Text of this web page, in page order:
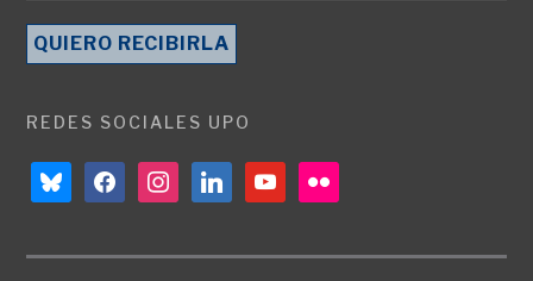
REDES SOCIALES UPO
blueskyfacebookinstagramlinkedinyoutubeflickr